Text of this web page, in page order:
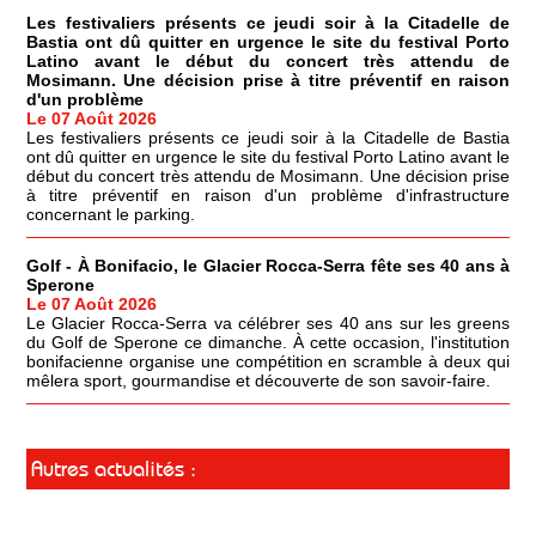
Les festivaliers présents ce jeudi soir à la Citadelle de
Bastia ont dû quitter en urgence le site du festival Porto
Latino avant le début du concert très attendu de
Mosimann. Une décision prise à titre préventif en raison
d'un problème
Le 07 Août 2026
Les festivaliers présents ce jeudi soir à la Citadelle de Bastia
ont dû quitter en urgence le site du festival Porto Latino avant le
début du concert très attendu de Mosimann. Une décision prise
à titre préventif en raison d'un problème d'infrastructure
concernant le parking.
Golf - À Bonifacio, le Glacier Rocca-Serra fête ses 40 ans à
Sperone
Le 07 Août 2026
Le Glacier Rocca-Serra va célébrer ses 40 ans sur les greens
du Golf de Sperone ce dimanche. À cette occasion, l'institution
bonifacienne organise une compétition en scramble à deux qui
mêlera sport, gourmandise et découverte de son savoir-faire.
Autres actualités :